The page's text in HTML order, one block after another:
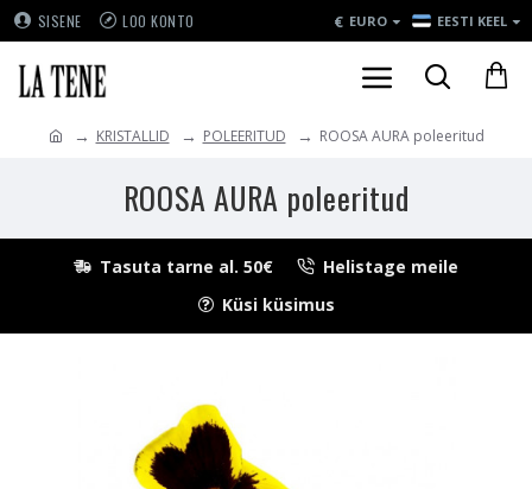
SISENE LOO KONTO € EURO EESTI KEEL
KRISTALLID POLEERITUD ROOSA AURA poleeritud
ROOSA AURA poleeritud
Tasuta tarne al. 50€
Helistage meile
Küsi küsimus